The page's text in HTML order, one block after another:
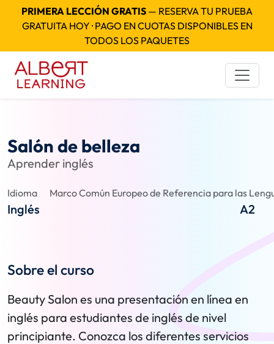
PRIMERA LECCIÓN GRATIS — RESERVA TU PRUEBA
GRATUITA HOY · PAGO EN CUOTAS DISPONIBLES EN
TODOS LOS PAQUETES
Salón de belleza
Aprender inglés
Idioma
Inglés
Marco Común Europeo de Referencia para las
A2
Sobre el curso
Beauty Salon es una presentación en línea en
inglés para estudiantes de inglés de nivel
principiante. Conozca los diferentes servicios